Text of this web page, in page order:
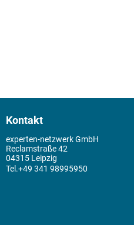
Kontakt
experten-netzwerk GmbH
Reclamstraße 42
04315 Leipzig
+49 341 98995950